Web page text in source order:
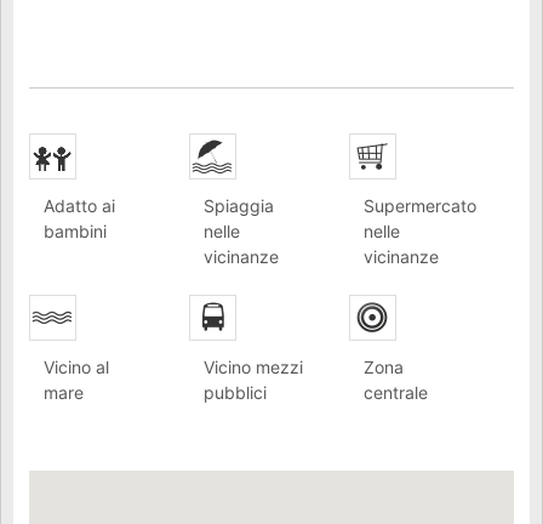
Adatto ai
bambini
Spiaggia
nelle
vicinanze
Supermercato
nelle
vicinanze
Vicino al
mare
Vicino mezzi
pubblici
Zona
centrale